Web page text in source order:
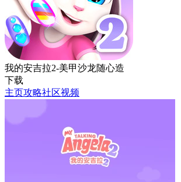
我的安吉拉2-美甲沙龙随心造
下载
主页攻略社区视频